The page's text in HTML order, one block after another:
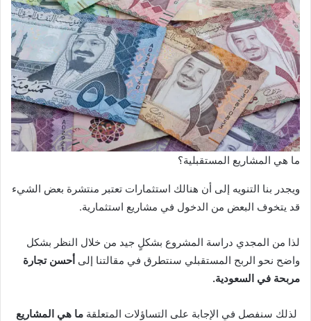
ما هي المشاريع المستقبلية؟
ويجدر بنا التنويه إلى أن هنالك استثمارات تعتبر منتشرة بعض الشيء
قد يتخوف البعض من الدخول في مشاريع استثمارية.
لذا من المجدي دراسة المشروع بشكلٍ جيد من خلال النظر بشكل
واضح نحو الربح المستقبلي سنتطرق في مقالتنا إلى أحسن تجارة
مربحة في السعودية.
لذلك سنفصل في الإجابة على التساؤلات المتعلقة ما هي المشاريع